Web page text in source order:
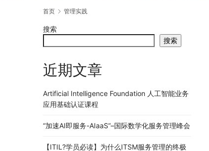
首页 管理实践
搜索
搜索
近期文章
Artificial Intelligence Foundation 人工智能业务
应用基础认证课程
“加速AI即服务-AIaaS”–国际数学化服务管理峰会
【ITIL?学员必读】为什么ITSM服务管理的终极